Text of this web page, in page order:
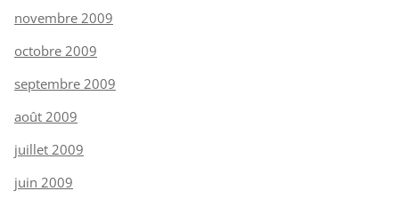
novembre 2009
octobre 2009
septembre 2009
août 2009
juillet 2009
juin 2009